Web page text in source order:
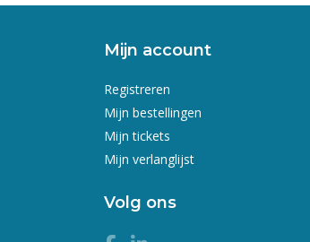
Mijn account
Registreren
Mijn bestellingen
Mijn tickets
Mijn verlanglijst
Volg ons